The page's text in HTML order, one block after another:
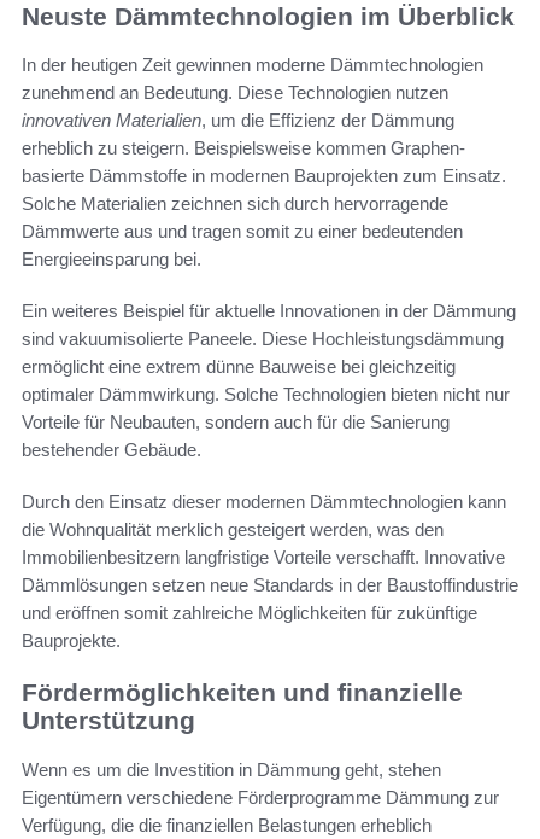
Neuste Dämmtechnologien im Überblick
In der heutigen Zeit gewinnen moderne Dämmtechnologien
zunehmend an Bedeutung. Diese Technologien nutzen
innovativen Materialien, um die Effizienz der Dämmung
erheblich zu steigern. Beispielsweise kommen Graphen-
basierte Dämmstoffe in modernen Bauprojekten zum Einsatz.
Solche Materialien zeichnen sich durch hervorragende
Dämmwerte aus und tragen somit zu einer bedeutenden
Energieeinsparung bei.
Ein weiteres Beispiel für aktuelle Innovationen in der Dämmung
sind vakuumisolierte Paneele. Diese Hochleistungsdämmung
ermöglicht eine extrem dünne Bauweise bei gleichzeitig
optimaler Dämmwirkung. Solche Technologien bieten nicht nur
Vorteile für Neubauten, sondern auch für die Sanierung
bestehender Gebäude.
Durch den Einsatz dieser modernen Dämmtechnologien kann
die Wohnqualität merklich gesteigert werden, was den
Immobilienbesitzern langfristige Vorteile verschafft. Innovative
Dämmlösungen setzen neue Standards in der Baustoffindustrie
und eröffnen somit zahlreiche Möglichkeiten für zukünftige
Bauprojekte.
Fördermöglichkeiten und finanzielle
Unterstützung
Wenn es um die Investition in Dämmung geht, stehen
Eigentümern verschiedene Förderprogramme Dämmung zur
Verfügung, die die finanziellen Belastungen erheblich